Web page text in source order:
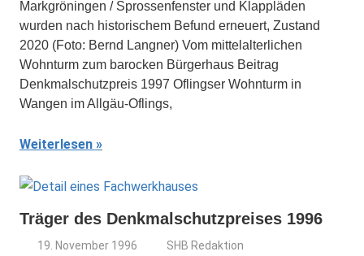
Markgröningen / Sprossenfenster und Klappläden
wurden nach historischem Befund erneuert, Zustand
2020 (Foto: Bernd Langner) Vom mittelalterlichen
Wohnturm zum barocken Bürgerhaus Beitrag
Denkmalschutzpreis 1997 Oflingser Wohnturm in
Wangen im Allgäu-Oflings,
Weiterlesen
Träger des Denkmalschutzpreises 1996
19. November 1996
SHB Redaktion